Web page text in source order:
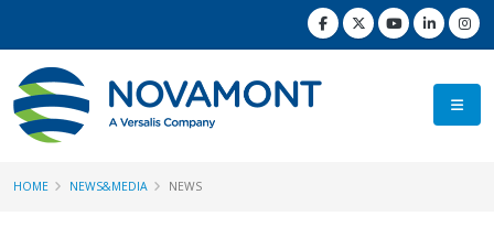
HOME NEWS&MEDIA NEWS